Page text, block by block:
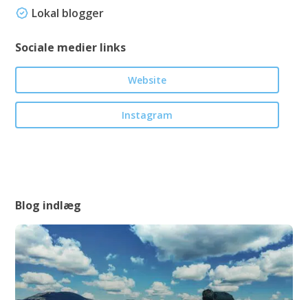
Lokal blogger
Sociale medier links
Website
Instagram
Blog indlæg